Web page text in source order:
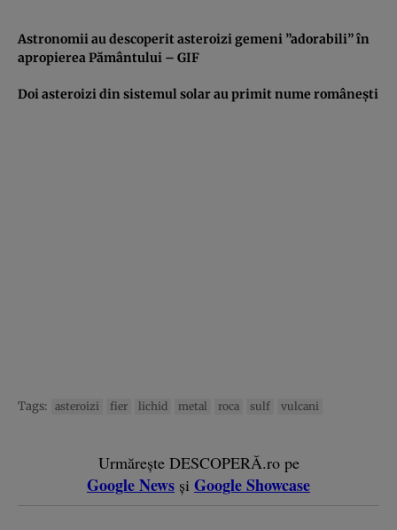
Astronomii au descoperit asteroizi gemeni ”adorabili” în
apropierea Pământului – GIF
Doi asteroizi din sistemul solar au primit nume româneşti
Tags: asteroizi fier lichid metal roca sulf vulcani
Urmărește DESCOPERĂ.ro pe
Google News și Google Showcase